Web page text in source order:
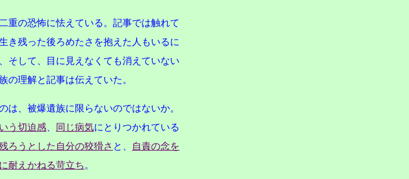
重の恐怖に怯えている。記事では触れて
き残った後ろめたさを抱えた人もいるに
そして、目に見えなくても消えていない
の理解と記事は伝えていた。
は、被爆遺族に限らないのではないか。
う切迫感
同じ病気にとりつかれている
ろうとした自分の狡猾さ と、
自責の念を
耐えかねる苛立ち 。